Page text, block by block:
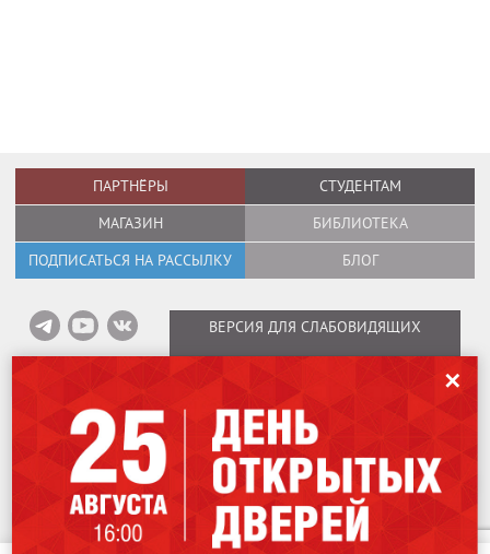
ПАРТНЁРЫ
СТУДЕНТАМ
МАГАЗИН
БИБЛИОТЕКА
ПОДПИСАТЬСЯ НА РАССЫЛКУ
БЛОГ
ВЕРСИЯ ДЛЯ СЛАБОВИДЯЩИХ
Информация об оплате вебинаров Карта сайта
Политика в отношении
обработки персональных данных
Copyright © 1995–2026
International Design School (Международная Школа
Дизайна)
Лицензия № Л035-01298-77/00184853.
115162
Москва , ул. Шаболовка, 31Г.
+7 (499)707-07-06
✕
Мы используем файлы cookies для улучшения работы сайта. Оставаясь
на нашем сайте, вы соглашаетесь на использование файлов cookies.
Чтобы ознакомиться с Политикой конфиденциальности,
нажмите здесь
Я согласен